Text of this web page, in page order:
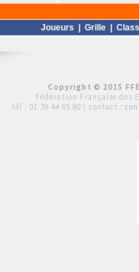
Joueurs Grille|
Copyright © 2015
Fédération Française des
tél : 01 39 44 65 80 | contact :